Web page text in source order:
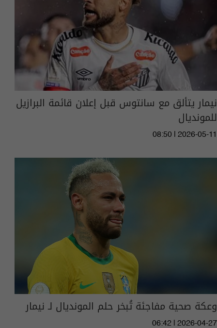
نيمار يتألق مع سانتوس قبل إعلان قائمة البرازيل
للمونديال
08:50 | 2026-05-11
وعكة صحية مفاجئة تُبخر حلم المونديال لـ نيمار
06:42 | 2026-04-27